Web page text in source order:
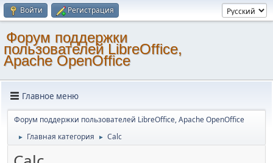
Войти Регистрация
Форум поддержки
пользователей LibreOffice,
Apache OpenOffice
Главное меню
Форум поддержки пользователей LibreOffice, Apache OpenOffice
► Главная категория ► Calc